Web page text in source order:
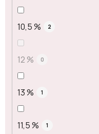
10,5 % 2
12 % 0
13 % 1
11,5 % 1